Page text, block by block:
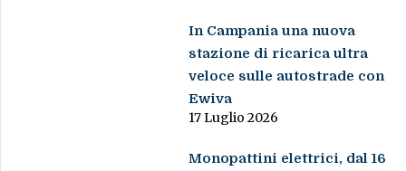
In Campania una nuova
stazione di ricarica ultra
veloce sulle autostrade con
Ewiva
17 Luglio 2026
Monopattini elettrici, dal 16